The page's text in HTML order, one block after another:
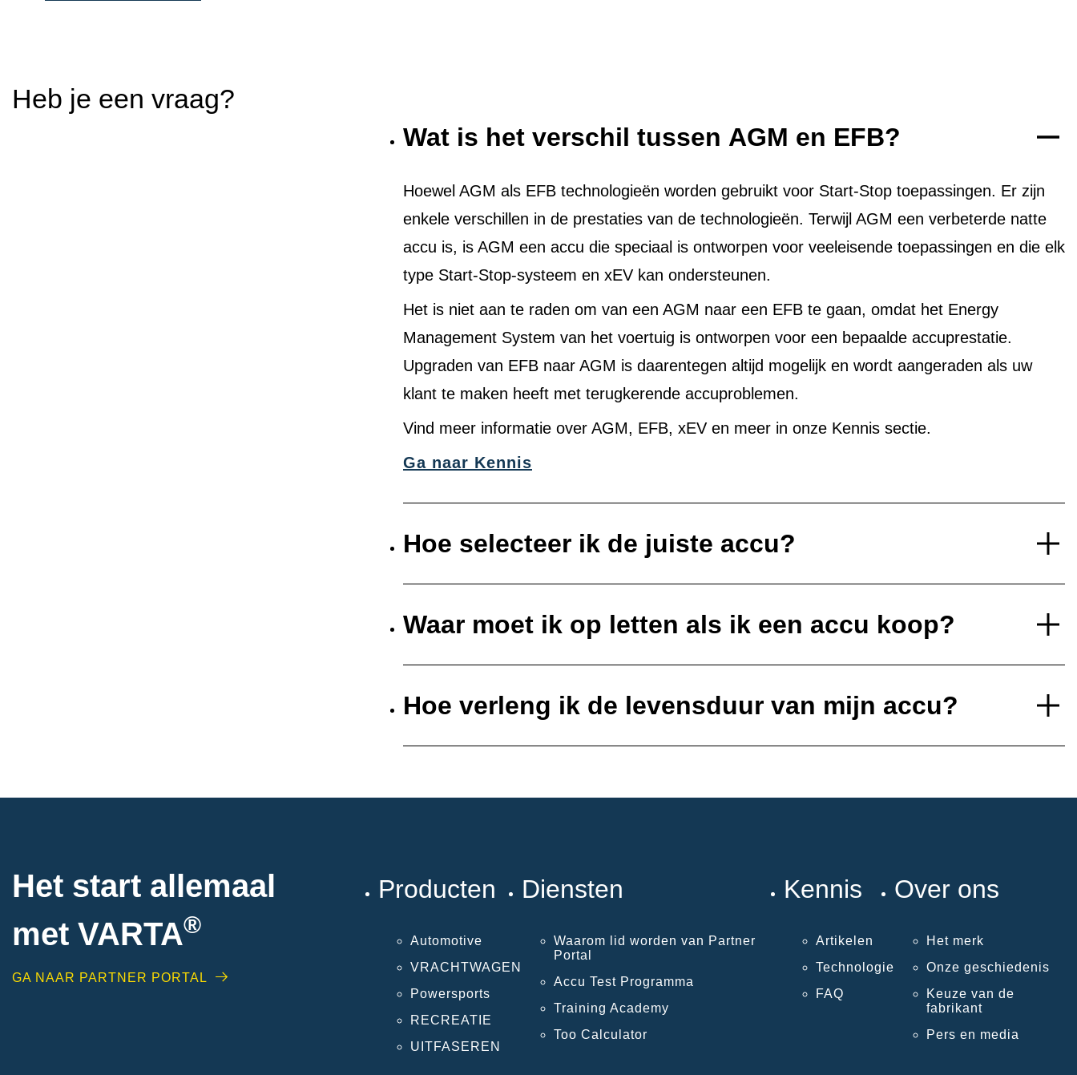
Heb je een vraag?
Wat is het verschil tussen AGM en EFB?
Hoewel AGM als EFB technologieën worden gebruikt voor Start-Stop toepassingen. Er zijn
enkele verschillen in de prestaties van de technologieën. Terwijl AGM een verbeterde natte
accu is, is AGM een accu die speciaal is ontworpen voor veeleisende toepassingen en die elk
type Start-Stop-systeem en xEV kan ondersteunen.
Het is niet aan te raden om van een AGM naar een EFB te gaan, omdat het Energy
Management System van het voertuig is ontworpen voor een bepaalde accuprestatie.
Upgraden van EFB naar AGM is daarentegen altijd mogelijk en wordt aangeraden als uw
klant te maken heeft met terugkerende accuproblemen.
Vind meer informatie over AGM, EFB, xEV en meer in onze Kennis sectie.
Ga naar Kennis
Hoe selecteer ik de juiste accu?
Waar moet ik op letten als ik een accu koop?
Hoe verleng ik de levensduur van mijn accu?
Het start allemaal
met VARTA®
GA NAAR PARTNER PORTAL
Producten
Automotive
VRACHTWAGEN
Powersports
RECREATIE
UITFASEREN
Diensten
Waarom lid worden van Partner
Portal
Accu Test Programma
Training Academy
Too Calculator
Kennis
Artikelen
Technologie
FAQ
Over ons
Het merk
Onze geschiedenis
Keuze van de
fabrikant
Pers en media